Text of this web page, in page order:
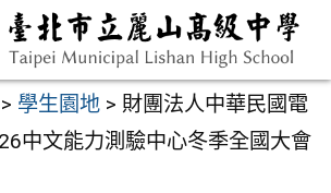
> 學生園地 > 財團法人中華民國電
中文能力測驗中心冬季全國大會